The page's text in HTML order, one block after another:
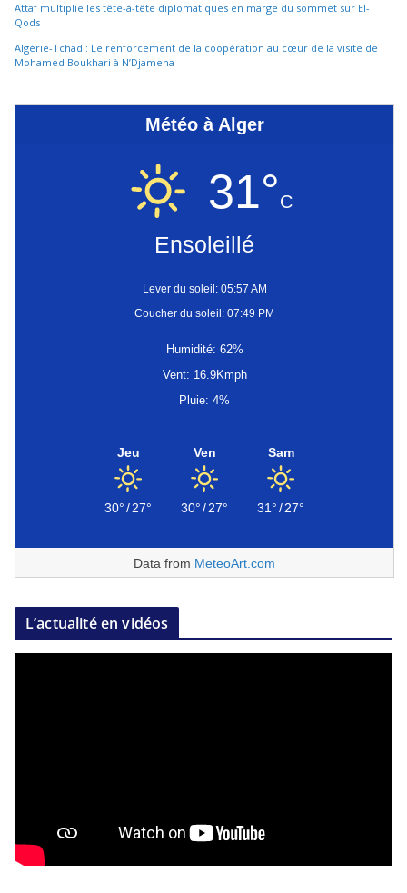
Attaf multiplie les tête-à-tête diplomatiques en marge du sommet sur El-
Qods
Algérie-Tchad : Le renforcement de la coopération au cœur de la visite de
Mohamed Boukhari à N’Djamena
Météo à Alger
31°C
Ensoleillé
Lever du soleil: 05:57 AM
Coucher du soleil: 07:49 PM
Humidité: 62%
Vent: 16.9Kmph
Pluie: 4%
Jeu
30°/27°
Ven
30°/27°
Sam
31°/27°
Data from MeteoArt.com
L’actualité en vidéos